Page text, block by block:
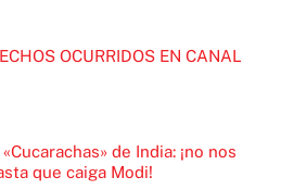
OCURRIDOS EN CANAL
de India: ¡no nos
que caiga Modi!